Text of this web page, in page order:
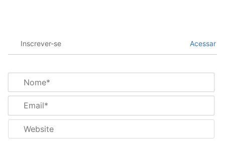
Inscrever-se Acessar
m
*a
l